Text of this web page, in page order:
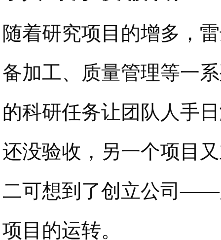
随着研究项目的增多，
备加工、质量管理等一
的科研任务让团队人手
还没验收，另一个项目
二可想到了创立公司——
项目的运转。